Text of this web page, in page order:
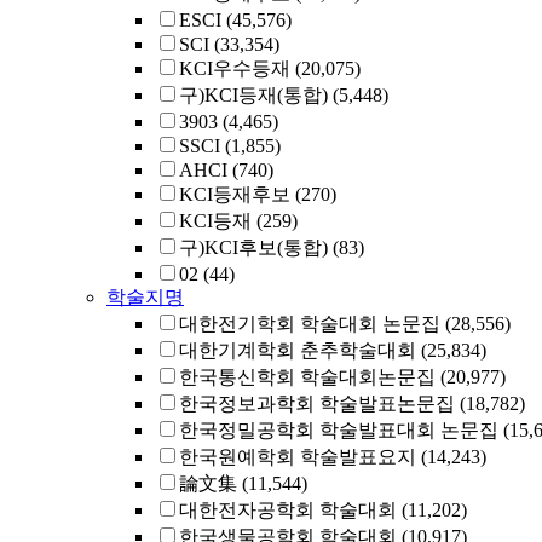
ESCI (45,576)
SCI (33,354)
KCI우수등재 (20,075)
구)KCI등재(통합) (5,448)
3903 (4,465)
SSCI (1,855)
AHCI (740)
KCI등재후보 (270)
KCI등재 (259)
구)KCI후보(통합) (83)
02 (44)
학술지명
대한전기학회 학술대회 논문집 (28,556)
대한기계학회 춘추학술대회 (25,834)
한국통신학회 학술대회논문집 (20,977)
한국정보과학회 학술발표논문집 (18,782)
한국정밀공학회 학술발표대회 논문집
한국원예학회 학술발표요지 (14,243)
論文集 (11,544)
대한전자공학회 학술대회 (11,202)
한국생물공학회 학술대회 (10,917)